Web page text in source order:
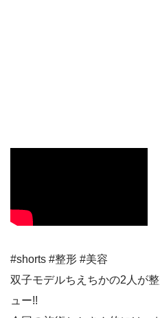
#shorts #整形 #美容
双子モデルちえちかの2人が
ュー!!